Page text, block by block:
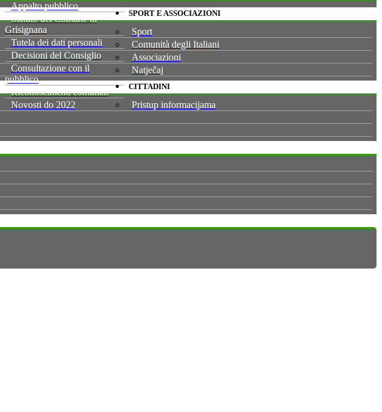
Appalto pubblico
Statuto del Comune di
Grisignana
Tutela dei dati personali
Decisioni del Consiglio
Consultazione con il
pubblico
Riconoscimenti comunali
Novosti do 2022
SPORT E ASSOCIAZIONI
Sport
Comunità degli Italiani
Associazioni
Natječaj
CITTADINI
Pristup informacijama